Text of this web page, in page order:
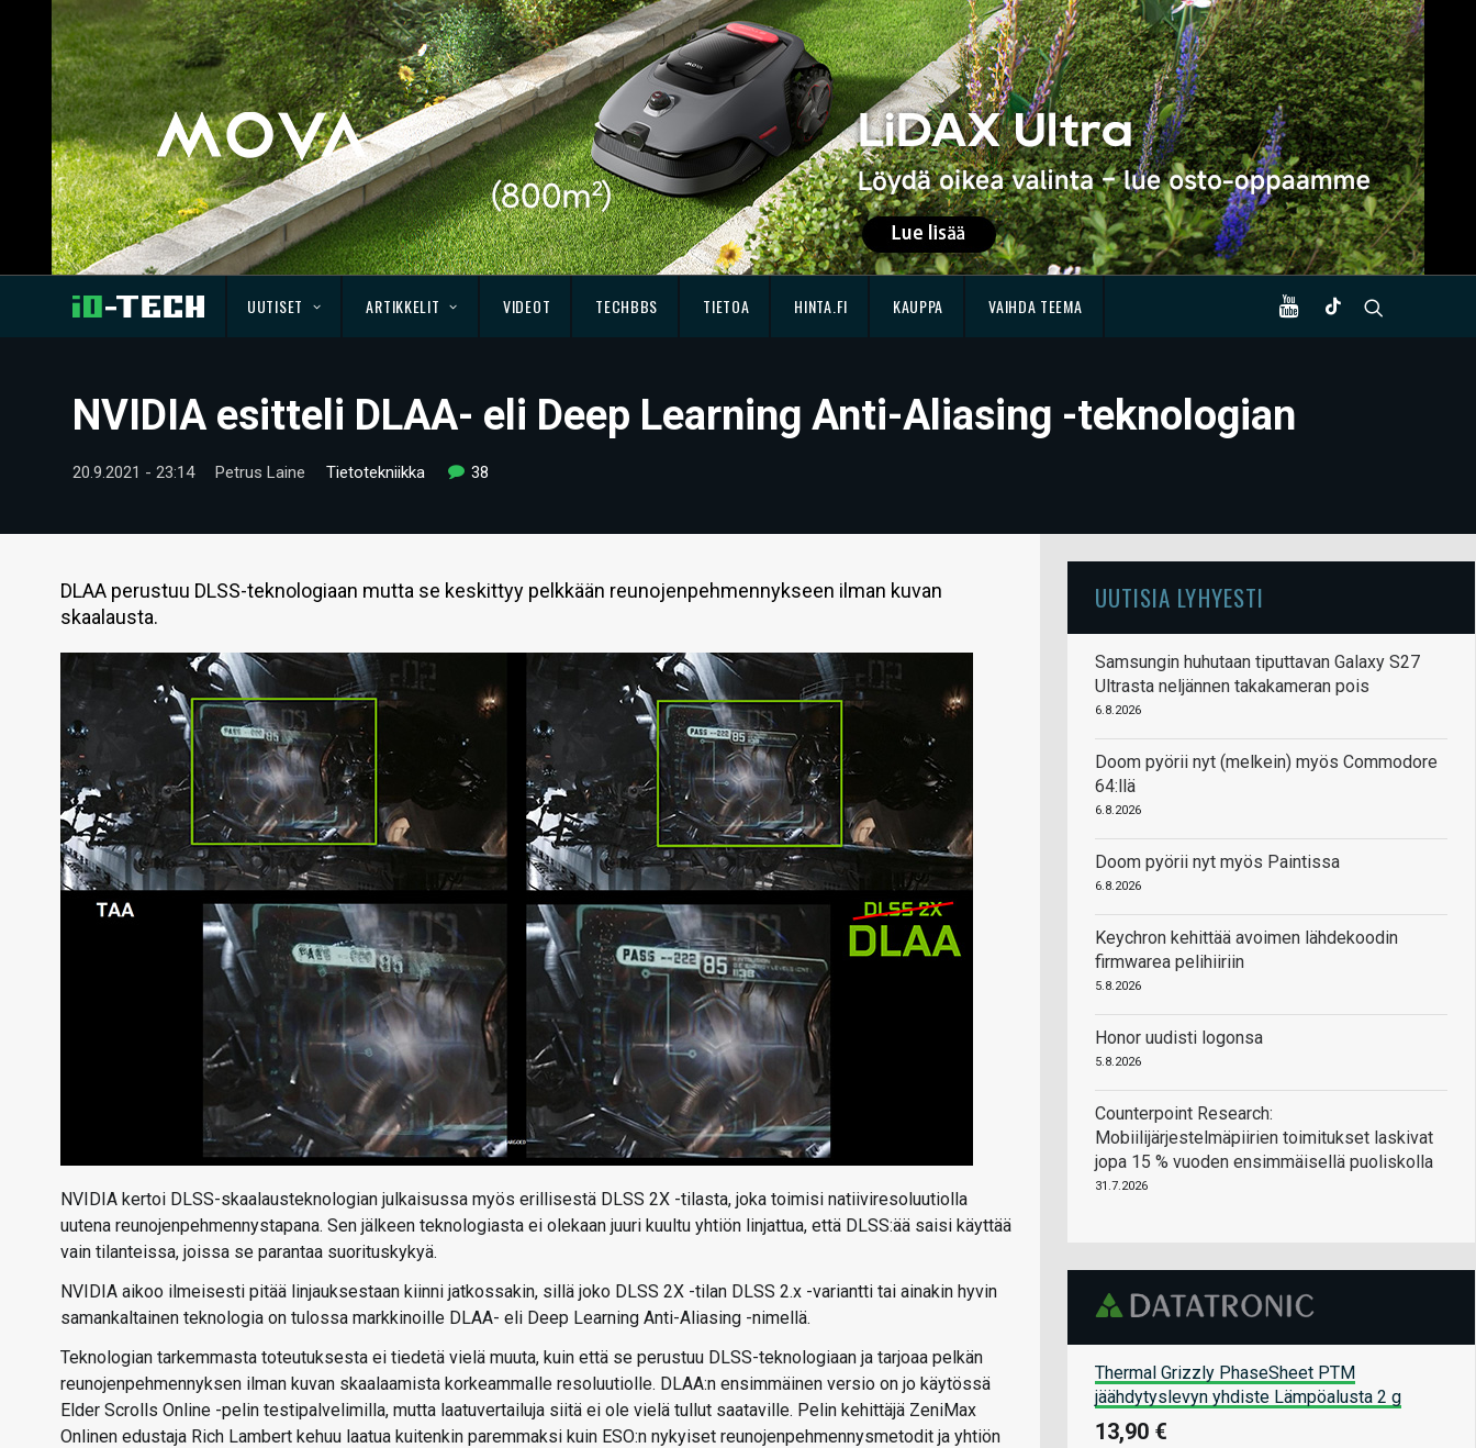
UUTISET ARTIKKELIT VIDEOT TECHBBS TIETOA HINTA.FI KAUPPA VAIHDA TEEMA
NVIDIA esitteli DLAA- eli Deep Learning Anti-Aliasing -teknologian
20.9.2021 - 23:14 Petrus Laine Tietotekniikka 38
DLAA perustuu DLSS-teknologiaan mutta se keskittyy pelkkään reunojenpehmennykseen ilman kuvan
skaalausta.
NVIDIA kertoi DLSS-skaalausteknologian julkaisussa myös erillisestä DLSS 2X -tilasta, joka toimisi natiiviresoluutiolla
uutena reunojenpehmennystapana. Sen jälkeen teknologiasta ei olekaan juuri kuultu yhtiön linjattua, että DLSS:ää saisi käyttää
vain tilanteissa, joissa se parantaa suorituskykyä.
NVIDIA aikoo ilmeisesti pitää linjauksestaan kiinni jatkossakin, sillä joko DLSS 2X -tilan DLSS 2.x -variantti tai ainakin hyvin
samankaltainen teknologia on tulossa markkinoille DLAA- eli Deep Learning Anti-Aliasing -nimellä.
Teknologian tarkemmasta toteutuksesta ei tiedetä vielä muuta, kuin että se perustuu DLSS-teknologiaan ja tarjoaa pelkän
reunojenpehmennyksen ilman kuvan skaalaamista korkeammalle resoluutiolle. DLAA:n ensimmäinen versio on jo käytössä
Elder Scrolls Online -pelin testipalvelimilla, mutta laatuvertailuja siitä ei ole vielä tullut saataville. Pelin kehittäjä ZeniMax
Onlinen edustaja Rich Lambert kehuu laatua kuitenkin paremmaksi kuin ESO:n nykyiset reunojenpehmennysmetodit ja yhtiön
UUTISIA LYHYESTI
Samsungin huhutaan tiputtavan Galaxy S27
Ultrasta neljännen takakameran pois
6.8.2026
Doom pyörii nyt (melkein) myös Commodore
64:llä
6.8.2026
Doom pyörii nyt myös Paintissa
6.8.2026
Keychron kehittää avoimen lähdekoodin
firmwarea pelihiiriin
5.8.2026
Honor uudisti logonsa
5.8.2026
Counterpoint Research:
Mobiilijärjestelmäpiirien toimitukset laskivat
jopa 15 % vuoden ensimmäisellä puoliskolla
31.7.2026
Thermal Grizzly PhaseSheet PTM
jäähdytyslevyn yhdiste Lämpöalusta 2 g
13,90 €